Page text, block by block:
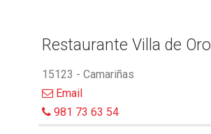
Restaurante Villa de Oro
15123 - Camariñas
Email
981 73 63 54